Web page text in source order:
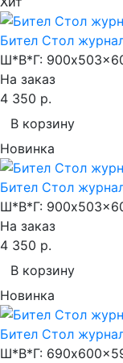
Бител Стол
Ш*В*Г:
На заказ
4 350 р.
В корзину
Новинка
Бител Стол
Ш*В*Г:
На заказ
4 350 р.
В корзину
Новинка
Бител Стол
Ш*В*Г: